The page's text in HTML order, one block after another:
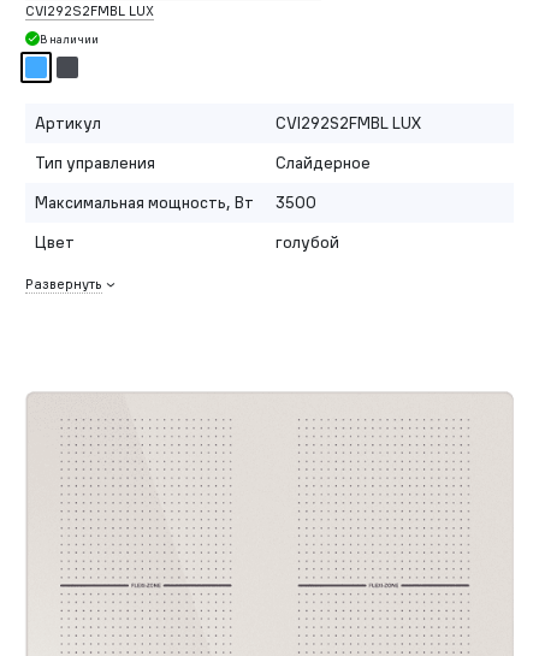
CVI292S2FMBL LUX
В наличии
Артикул
CVI292S2FMBL LUX
Тип управления
Слайдерное
Максимальная мощность, Вт
3500
Цвет
голубой
Развернуть